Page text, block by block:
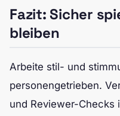
Fazit: Sicher
bleiben
Arbeite stil- und
personengetrieben.
und Reviewer-Checks